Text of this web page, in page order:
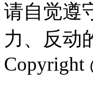
请自觉遵
力、反动
Copyright